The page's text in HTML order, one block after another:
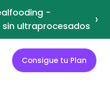
-
ultraprocesados ›
Consigue tu Plan